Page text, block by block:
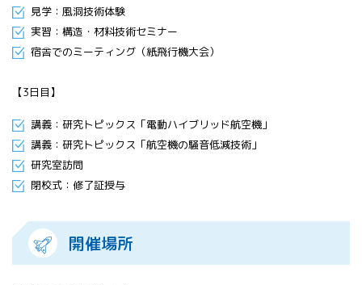
見学：風洞技術体験
実習：構造・材料技術セミナー
宿舎でのミーティング（紙飛行機大会）
【3日目】
講義：研究トピックス「電動ハイブリッド航空機」
講義：研究トピックス「航空機の騒音低減技術」
研究室訪問
閉校式：修了証授与
開催場所